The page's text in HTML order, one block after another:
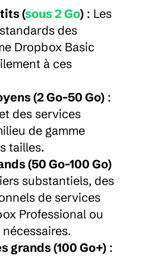
(sous 2 Go) : Les
des
Dropbox Basic
à ces
(2 Go-50 Go) :
des services
de gamme
tailles.
(50 Go-100 Go)
substantiels, des
de services
Professional ou
grands (100 Go+) :